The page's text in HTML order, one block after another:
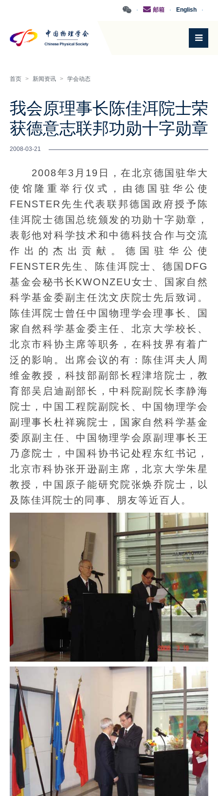
·
English
·
邮箱
·
首页 > 新闻资讯 > 学会动态
我会原理事长陈佳洱院士荣
获德意志联邦功勋十字勋章
2008-03-21
2008年3月19日，在北京德国驻华大
使馆隆重举行仪式，由德国驻华公使
FENSTER先生代表联邦德国政府授予陈
佳洱院士德国总统颁发的功勋十字勋章，
表彰他对科学技术和中德科技合作与交流
作出的杰出贡献。德国驻华公使
FENSTER先生、陈佳洱院士、德国DFG
基金会秘书长KWONZEU女士、国家自然
科学基金委副主任沈文庆院士先后致词。
陈佳洱院士曾任中国物理学会理事长、国
家自然科学基金委主任、北京大学校长、
北京市科协主席等职务，在科技界有着广
泛的影响。出席会议的有：陈佳洱夫人周
维金教授，科技部副部长程津培院士，教
育部吴启迪副部长，中科院副院长李静海
院士，中国工程院副院长、中国物理学会
副理事长杜祥琬院士，国家自然科学基金
委原副主任、中国物理学会原副理事长王
乃彦院士，中国科协书记处程东红书记，
北京市科协张开逊副主席，北京大学朱星
教授，中国原子能研究院张焕乔院士，以
及陈佳洱院士的同事、朋友等近百人。